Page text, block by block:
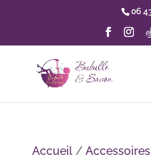
06
Accueil/ Accessoires